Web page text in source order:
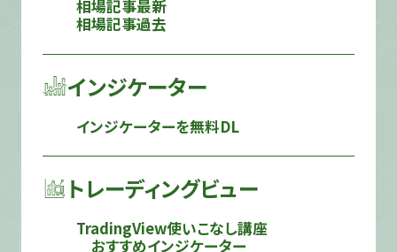
相場記事最新
相場記事過去
インジケーター
インジケーターを無料DL
トレーディングビュー
TradingView使いこなし講座
おすすめインジケーター